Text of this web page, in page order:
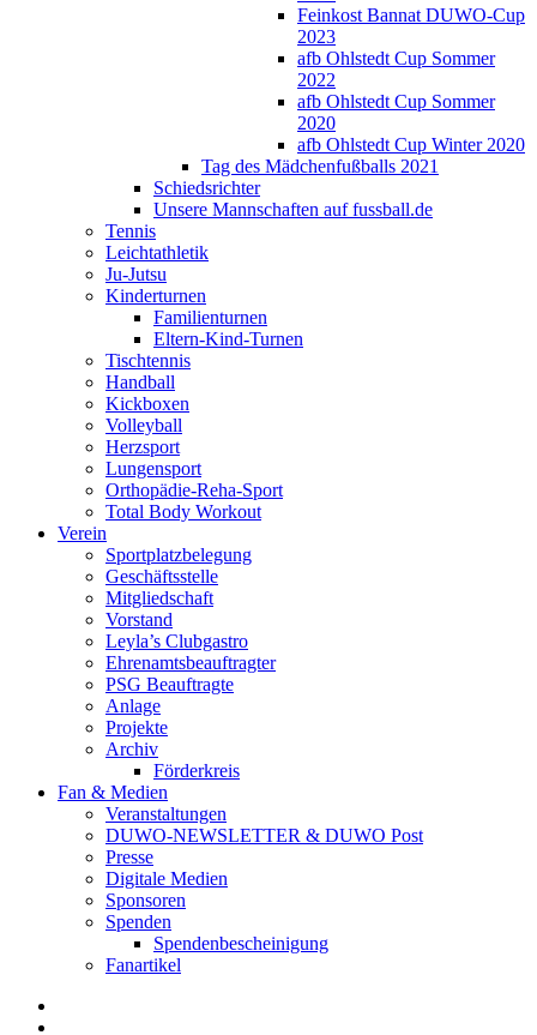
Feinkost Bannat DUWO-Cup
2023
afb Ohlstedt Cup Sommer
2022
afb Ohlstedt Cup Sommer
2020
afb Ohlstedt Cup Winter 2020
Tag des Mädchenfußballs 2021
Schiedsrichter
Unsere Mannschaften auf fussball.de
Tennis
Leichtathletik
Ju-Jutsu
Kinderturnen
Familienturnen
Eltern-Kind-Turnen
Tischtennis
Handball
Kickboxen
Volleyball
Herzsport
Lungensport
Orthopädie-Reha-Sport
Total Body Workout
Verein
Sportplatzbelegung
Geschäftsstelle
Mitgliedschaft
Vorstand
Leyla’s Clubgastro
Ehrenamtsbeauftragter
PSG Beauftragte
Anlage
Projekte
Archiv
Förderkreis
Fan & Medien
Veranstaltungen
DUWO-NEWSLETTER & DUWO Post
Presse
Digitale Medien
Sponsoren
Spenden
Spendenbescheinigung
Fanartikel